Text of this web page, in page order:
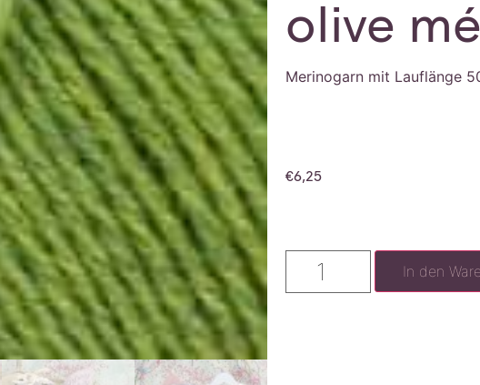
olive
Merinogarn mit Lauflänge
€6,25
In den